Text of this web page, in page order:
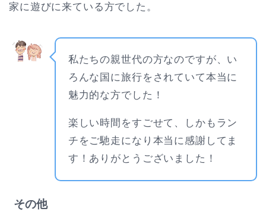
家に遊びに来ている方でした。
私たちの親世代の方なのですが、い
ろんな国に旅行をされていて本当に
魅力的な方でした！
楽しい時間をすごせて、しかもラン
チをご馳走になり本当に感謝してま
す！ありがとうございました！
その他